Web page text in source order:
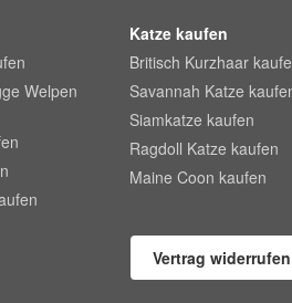
Welpen
Katze kaufen
Britisch Kurzhaar
Savannah Katze
Siamkatze kaufen
Ragdoll Katze kaufen
Maine Coon kaufen
Vertrag widerrufen